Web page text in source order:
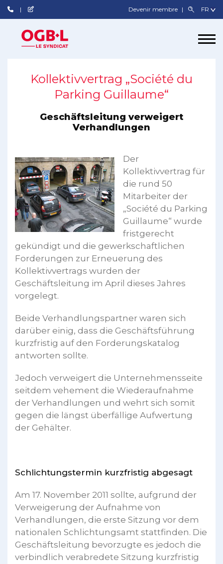
Devenir membre
Kollektivvertrag „Société du
Parking Guillaume“
Geschäftsleitung verweigert
Verhandlungen
Der
Kollektivvertrag für
die rund 50
Mitarbeiter der
„Société du Parking
Guillaume“ wurde
fristgerecht
gekündigt und die gewerkschaftlichen
Forderungen zur Erneuerung des
Kollektivvertrags wurden der
Geschäftsleitung im April dieses Jahres
vorgelegt.
Beide Verhandlungspartner waren sich
darüber einig, dass die Geschäftsführung
kurzfristig auf den Forderungskatalog
antworten sollte.
Jedoch verweigert die Unternehmensseite
seitdem vehement die Wiederaufnahme
der Verhandlungen und wehrt sich somit
gegen die längst überfällige Aufwertung
der Gehälter.
Schlichtungstermin kurzfristig abgesagt
Am 17. November 2011 sollte, aufgrund der
Verweigerung der Aufnahme von
Verhandlungen, die erste Sitzung vor dem
nationalen Schlichtungsamt stattfinden. Die
Geschäftsleitung bevorzugte es jedoch die
verbindlich verabredete Sitzung kurzfristig